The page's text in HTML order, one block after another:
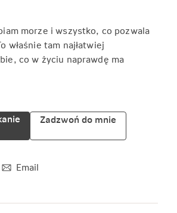
morze i wszystko, co pozwala
właśnie tam najłatwiej
co w życiu naprawdę ma
Zadzwoń do mnie
Email